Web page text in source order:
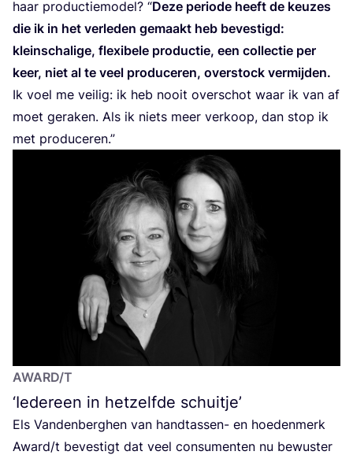
haar pro­duc­tie­mo­del? “Deze peri­o­de heeft de keu­zes
die ik in het ver­le­den gemaakt heb beves­tigd:
klein­scha­li­ge, flexi­be­le pro­duc­tie, een col­lec­tie per
keer, niet al te veel pro­du­ce­ren, over­stock ver­mij­den.
Ik voel me vei­lig: ik heb nooit over­schot waar ik van af
moet gera­ken. Als ik niets meer ver­koop, dan stop ik
met produceren.”
AWARD/T
‘Iedereen in hetzelfde schuitje’
Els Van­den­berg­hen van hand­tas­sen- en hoe­den­merk
Award/​t beves­tigt dat veel con­su­men­ten nu bewus­ter